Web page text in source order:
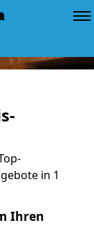
in 1
Ihren